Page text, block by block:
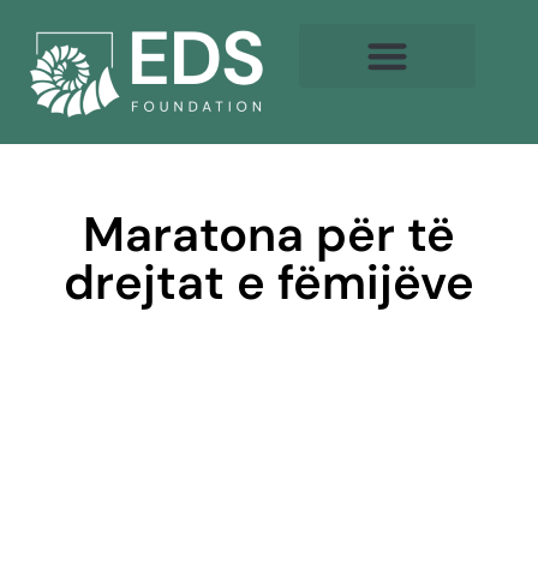
Maratona për të
drejtat e fëmijëve